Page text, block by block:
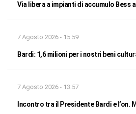
Via libera a impianti di accumulo Bess
7 Agosto 2026 - 15:59
Bardi: 1,6 milioni per i nostri beni
7 Agosto 2026 - 13:57
Incontro tra il Presidente Bardi e l’on.